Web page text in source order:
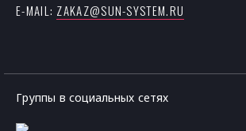
E-MAIL: ZAKAZ@SUN-SYSTEM.RU
Группы в социальных сетях